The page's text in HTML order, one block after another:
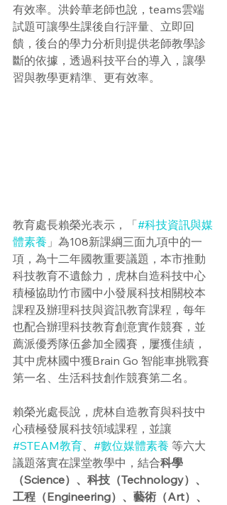
有效率。洪鈴華老師也說，teams雲端
試題可讓學生課後自行評量、立即回
饋，後台的學力分析則提供老師教學診
斷的依據，透過科技平台的導入，讓學
習與教學更精準、更有效率。
教育處長賴榮光表示，「#科技資訊與媒
體素養 」為108新課綱三面九項中的一
項，為十二年國教重要議題，本市推動
科技教育不遺餘力，虎林自造科技中心
積極協助竹市國中小發展科技相關校本
課程及辦理科技與資訊教育課程，每年
也配合辦理科技教育創意實作競賽，並
薦派優秀隊伍參加全國賽，屢獲佳績，
其中虎林國中獲Brain Go 智能車挑戰賽
第一名、生活科技創作競賽第二名。
賴榮光處長說，虎林自造教育與科技中
心積極發展科技領域課程，並讓
#STEAM教育
#數位媒體素養 等六大
議題落實在課堂教學中，結合科學
（Science）、科技（Technology）、
工程（Engineering）、藝術（Art）、